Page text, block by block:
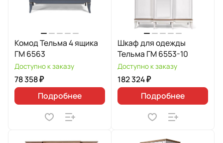
Комод Тельма 4 ящика
ГМ 6563
Доступно к заказу
78 358 ₽
Подробнее
Шкаф для одежды
Тельма ГМ 6553-10
Доступно к заказу
182 324 ₽
Подробнее